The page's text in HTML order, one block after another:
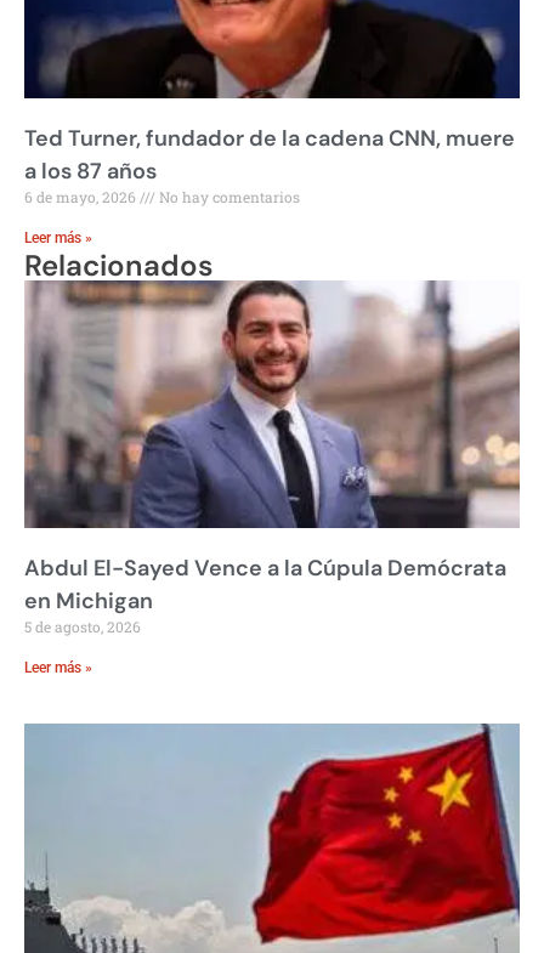
Ted Turner, fundador de la cadena CNN, muere
a los 87 años
6 de mayo, 2026 No hay comentarios
Leer más »
Relacionados
Abdul El-Sayed Vence a la Cúpula Demócrata
en Michigan
5 de agosto, 2026
Leer más »